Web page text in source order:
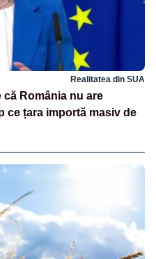
Realitatea din SUA
România nu are
ce țara importă masiv de